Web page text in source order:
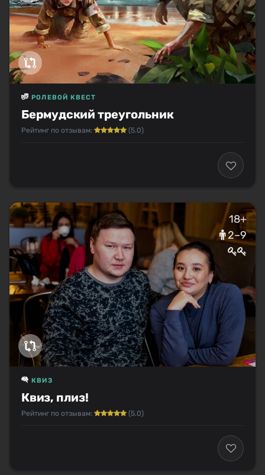
Бермудский треугольник
РОЛЕВОЙ КВЕСТ
Рейтинг по отзывам: (5.0)
18+
2–9
Квиз, плиз!
КВИЗ
Рейтинг по отзывам: (5.0)